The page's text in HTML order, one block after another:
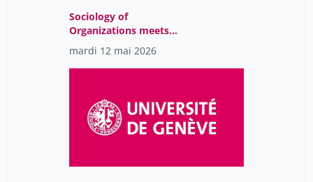
Sociology of
Organizations meets
Sustainability Issues
mardi 12 mai 2026